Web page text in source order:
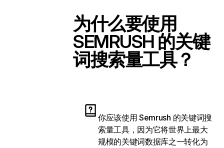
为什么要使用
SEMRUSH 的关键
词搜索量工具？
你应该使用 Semrush 的关键词搜
索量工具，因为它将世界上最大
规模的关键词数据库之一转化为